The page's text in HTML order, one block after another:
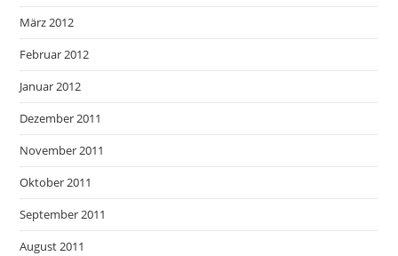
März 2012
Februar 2012
Januar 2012
Dezember 2011
November 2011
Oktober 2011
September 2011
August 2011